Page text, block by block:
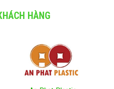
HÀNG